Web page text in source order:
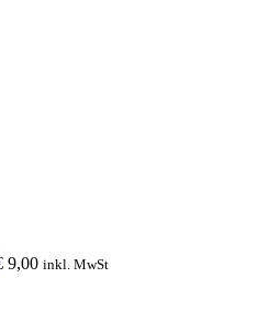
9,00 inkl. MwSt